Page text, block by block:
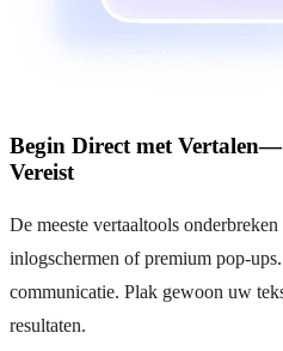
Begin Direct met
Vereist
De meeste vertaaltools
inlogschermen of premium pop-
communicatie. Plak gewoon uw
resultaten.